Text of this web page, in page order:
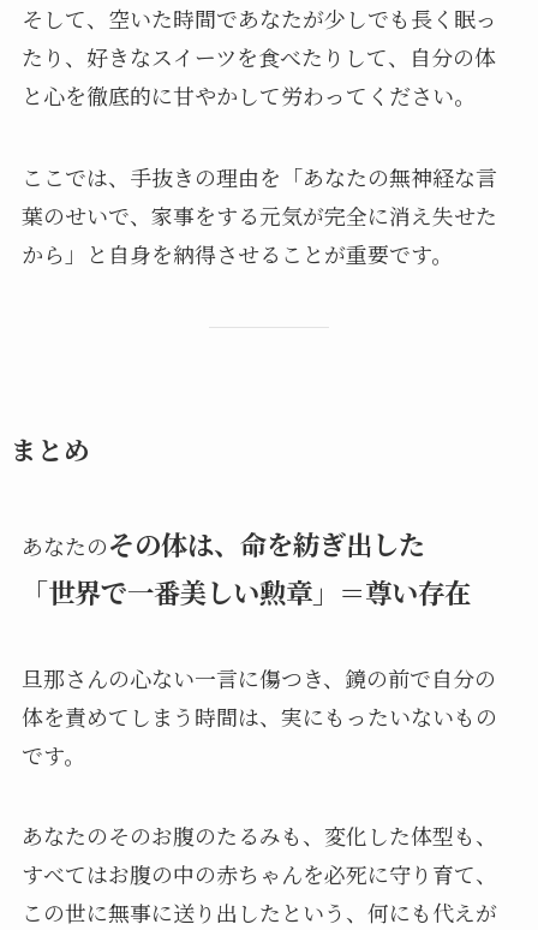
そして、空いた時間であなたが少しでも長く眠っ
たり、好きなスイーツを食べたりして、自分の体
と心を徹底的に甘やかして労わってください。
ここでは、手抜きの理由を「あなたの無神経な言
葉のせいで、家事をする元気が完全に消え失せた
から」と自身を納得させることが重要です。
まとめ
あなたのその体は、命を紡ぎ出した
「世界で一番美しい勲章」＝尊い存在
旦那さんの心ない一言に傷つき、鏡の前で自分の
体を責めてしまう時間は、実にもったいないもの
です。
あなたのそのお腹のたるみも、変化した体型も、
すべてはお腹の中の赤ちゃんを必死に守り育て、
この世に無事に送り出したという、何にも代えが